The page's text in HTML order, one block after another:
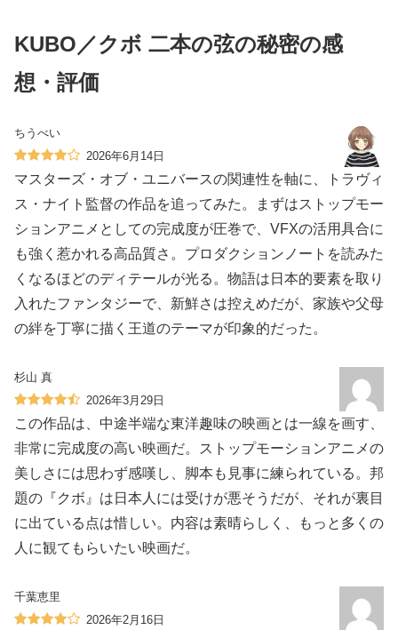
KUBO／クボ 二本の弦の秘密の感
想・評価
ちうべい
2026年6月14日
マスターズ・オブ・ユニバースの関連性を軸に、トラヴィ
ス・ナイト監督の作品を追ってみた。まずはストップモー
ションアニメとしての完成度が圧巻で、VFXの活用具合に
も強く惹かれる高品質さ。プロダクションノートを読みた
くなるほどのディテールが光る。物語は日本的要素を取り
入れたファンタジーで、新鮮さは控えめだが、家族や父母
の絆を丁寧に描く王道のテーマが印象的だった。
杉山 真
2026年3月29日
この作品は、中途半端な東洋趣味の映画とは一線を画す、
非常に完成度の高い映画だ。ストップモーションアニメの
美しさには思わず感嘆し、脚本も見事に練られている。邦
題の『クボ』は日本人には受けが悪そうだが、それが裏目
に出ている点は惜しい。内容は素晴らしく、もっと多くの
人に観てもらいたい映画だ。
千葉恵里
2026年2月16日